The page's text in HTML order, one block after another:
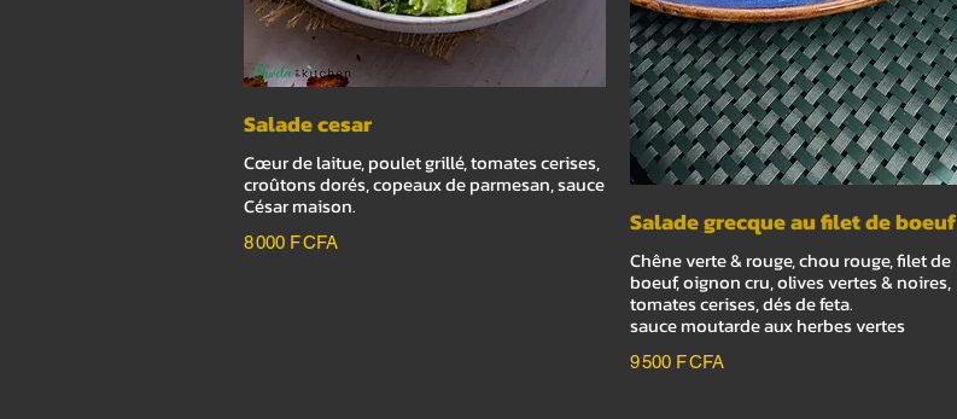
Salade cesar
Cœur de laitue, poulet grillé, tomates cerises,
croûtons dorés, copeaux de parmesan, sauce
César maison.
8 000 F CFA
Salade grecque au filet de boeuf
Chêne verte & rouge, chou rouge, filet de
boeuf, oignon cru, olives vertes & noires,
tomates cerises, dés de feta.
sauce moutarde aux herbes vertes
9 500 F CFA